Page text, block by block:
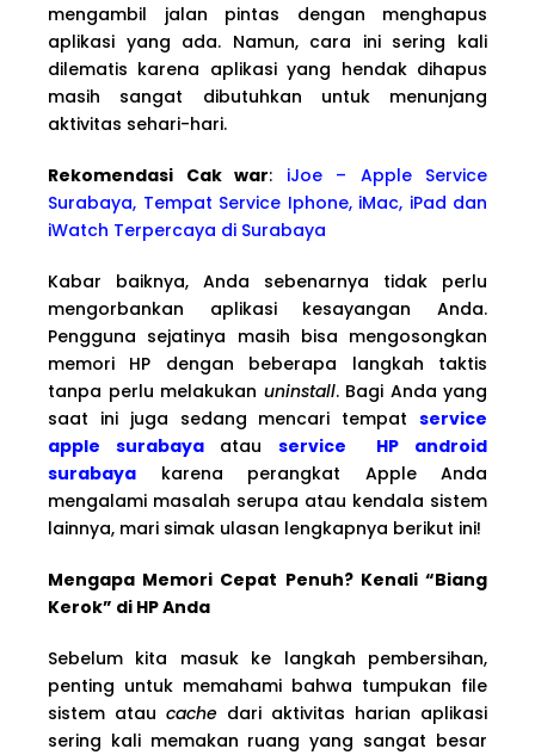
mengambil jalan pintas dengan menghapus
aplikasi yang ada. Namun, cara ini sering kali
dilematis karena aplikasi yang hendak dihapus
masih sangat dibutuhkan untuk menunjang
aktivitas sehari-hari.
Rekomendasi Cak war: iJoe – Apple Service
Surabaya, Tempat Service Iphone, iMac, iPad dan
iWatch Terpercaya di Surabaya
Kabar baiknya, Anda sebenarnya tidak perlu
mengorbankan aplikasi kesayangan Anda.
Pengguna sejatinya masih bisa mengosongkan
memori HP dengan beberapa langkah taktis
tanpa perlu melakukan uninstall. Bagi Anda yang
saat ini juga sedang mencari tempat service
apple surabayaatauservice HP android
surabaya karena perangkat Apple Anda
mengalami masalah serupa atau kendala sistem
lainnya, mari simak ulasan lengkapnya berikut ini!
Mengapa Memori Cepat Penuh? Kenali “Biang
Kerok” di HP Anda
Sebelum kita masuk ke langkah pembersihan,
penting untuk memahami bahwa tumpukan file
sistem atau cache dari aktivitas harian aplikasi
sering kali memakan ruang yang sangat besar